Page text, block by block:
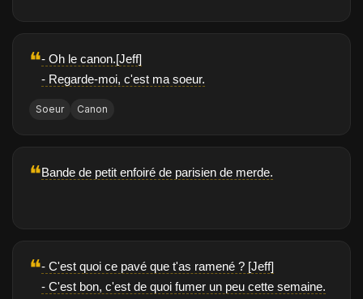
❝- Oh le canon.[Jeff]
- Regarde-moi, c'est ma soeur.
Soeur Canon
❝Bande de petit enfoiré de parisien de merde.
❝- C'est quoi ce pavé que t'as ramené ? [Jeff]
- C'est bon, c'est de quoi fumer un peu cette semaine.